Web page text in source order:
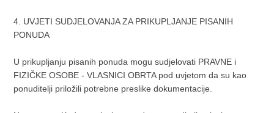
4. UVJETI SUDJELOVANJA ZA PRIKUPLJANJE PISANIH
PONUDA
U prikupljanju pisanih ponuda mogu sudjelovati PRAVNE i
FIZIČKE OSOBE - VLASNICI OBRTA pod uvjetom da su kao
ponuditelji priložili potrebne preslike dokumentacije.